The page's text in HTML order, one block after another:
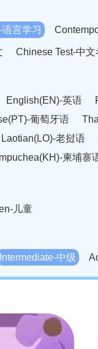
言学习
Chinese Test-中文
English(EN)-英语
葡萄牙语
Laotian(LO)-老挝语
柬埔寨
儿童
Intermediate-中级